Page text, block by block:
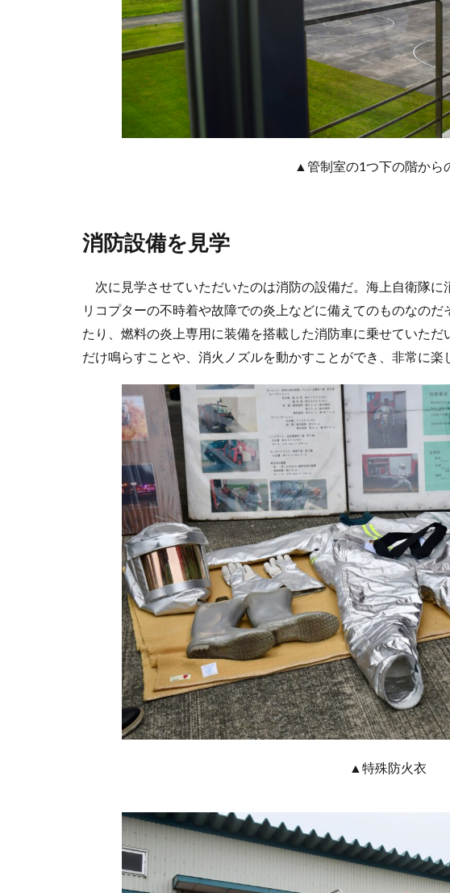
▲管制室の1つ下の階から
消防設備を見学
次に見学させていただいたのは消防の設備だ。海上自衛隊に
リコプターの不時着や故障での炎上などに備えてのものなの
たり、燃料の炎上専用に装備を搭載した消防車に乗せていた
だけ鳴らすことや、消火ノズルを動かすことができ、非常に楽
▲特殊防火衣